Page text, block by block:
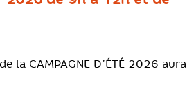
la CAMPAGNE D’ÉTÉ 2026 aura